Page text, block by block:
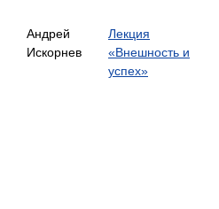
Андрей
Искорнев
Лекция
«Внешность и
успех»